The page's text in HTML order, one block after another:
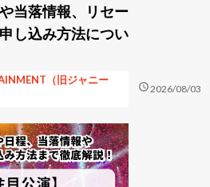
当落情報、リセー
し込み方法につい
（旧ジャニー
schedule2026/08/03